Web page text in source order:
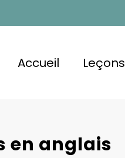
Accueil Leçons
en anglais